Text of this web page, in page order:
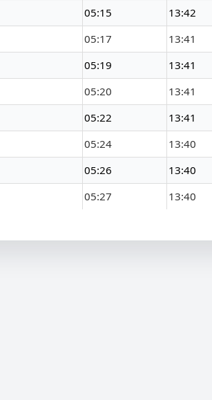
05:15 13:42
05:17 13:41
05:19 13:41
05:20 13:41
05:22 13:41
05:24 13:40
05:26 13:40
05:27 13:40